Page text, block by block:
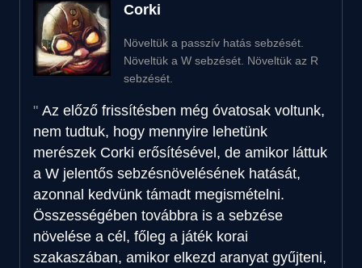
Corki
Növeltük a passzív hatás sebzését.
Növeltük a W sebzését. Növeltük az R
sebzését.
Az előző frissítésben még óvatosak voltunk,
nem tudtuk, hogy mennyire lehetünk
merészek Corki erősítésével, de amikor láttuk
a W jelentős sebzésnövelésének hatását,
azonnal kedvünk támadt megismételni.
Összességében továbbra is a sebzése
növelése a cél, főleg a játék korai
szakaszában, amikor elkezd aranyat gyűjteni,